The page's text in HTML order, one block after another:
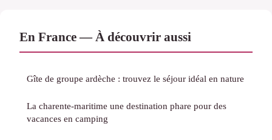
En France — À découvrir aussi
Gîte de groupe ardèche : trouvez le séjour idéal en nature
La charente-maritime une destination phare pour des
vacances en camping